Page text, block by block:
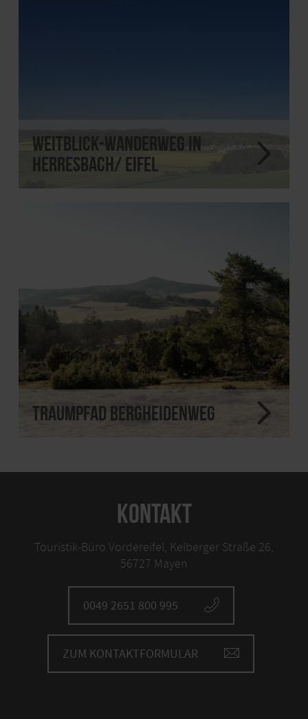
Weitblick-Wanderweg in
Herresbach/ Eifel
Traumpfad Bergheidenweg
KONTAKT
Touristik-Büro Vordereifel, Kelberger Straße 26,
56727 Mayen
0049 2651 800 995
ZUM KONTAKTFORMULAR